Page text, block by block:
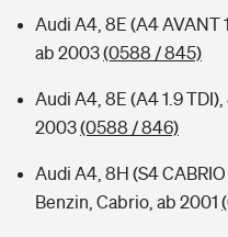
Audi A4, 8E (A4 AVANT
ab 2003(0588 / 845)
Audi A4, 8E (A4 1.9
2003(0588 / 846)
Audi A4, 8H (S4
Benzin, Cabrio, ab 2001